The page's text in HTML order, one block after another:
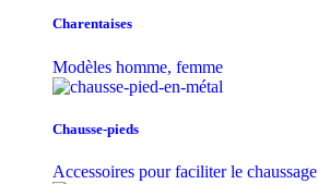
Charentaises
Modèles homme, femme
Chausse-pieds
Accessoires pour faciliter le chaussage